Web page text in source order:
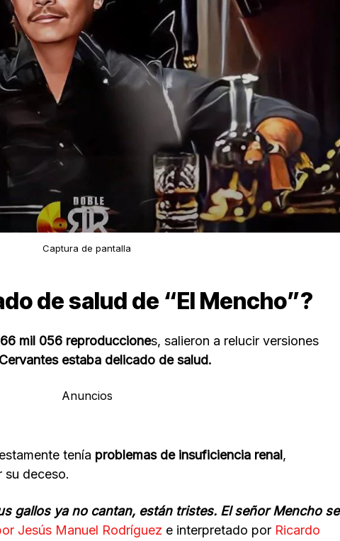
Captura de pantalla
de salud de “El Mencho”?
mil 056 reproducciones, salieron a relucir versiones
estaba delicado de salud.
Anuncios
tenía problemas de insuficiencia renal,
su deceso.
gallos ya no cantan, están tristes. El señor Mencho se
Jesús Manuel Rodríguez e interpretado por Ricardo